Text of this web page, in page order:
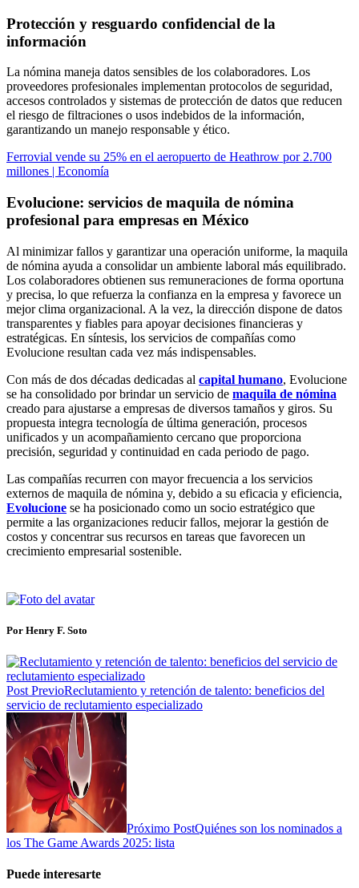
Protección y resguardo confidencial de la
información
La nómina maneja datos sensibles de los colaboradores. Los
proveedores profesionales implementan protocolos de seguridad,
accesos controlados y sistemas de protección de datos que reducen
el riesgo de filtraciones o usos indebidos de la información,
garantizando un manejo responsable y ético.
Ferrovial vende su 25% en el aeropuerto de Heathrow por 2.700
millones | Economía
Evolucione: servicios de maquila de nómina
profesional para empresas en México
Al minimizar fallos y garantizar una operación uniforme, la maquila
de nómina ayuda a consolidar un ambiente laboral más equilibrado.
Los colaboradores obtienen sus remuneraciones de forma oportuna
y precisa, lo que refuerza la confianza en la empresa y favorece un
mejor clima organizacional. A la vez, la dirección dispone de datos
transparentes y fiables para apoyar decisiones financieras y
estratégicas. En síntesis, los servicios de compañías como
Evolucione resultan cada vez más indispensables.
Con más de dos décadas dedicadas al capital humano, Evolucione
se ha consolidado por brindar un servicio de maquila de nómina
creado para ajustarse a empresas de diversos tamaños y giros. Su
propuesta integra tecnología de última generación, procesos
unificados y un acompañamiento cercano que proporciona
precisión, seguridad y continuidad en cada periodo de pago.
Las compañías recurren con mayor frecuencia a los servicios
externos de maquila de nómina y, debido a su eficacia y eficiencia,
Evolucione se ha posicionado como un socio estratégico que
permite a las organizaciones reducir fallos, mejorar la gestión de
costos y concentrar sus recursos en tareas que favorecen un
crecimiento empresarial sostenible.
Por Henry F. Soto
Post PrevioReclutamiento y retención de talento: beneficios del
servicio de reclutamiento especializado
Próximo PostQuiénes son los nominados a
los The Game Awards 2025: lista
Puede interesarte